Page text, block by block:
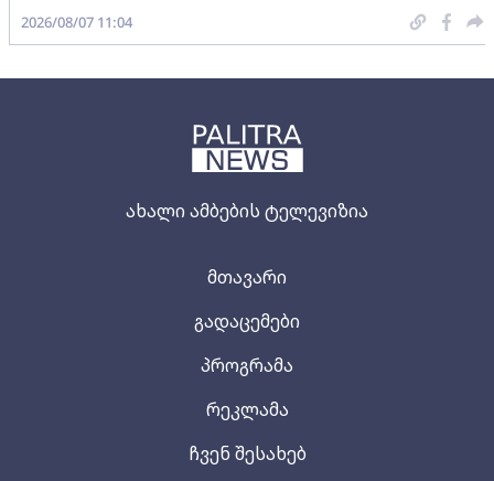
ახალი ამბების ტელევიზია
მთავარი
გადაცემები
პროგრამა
რეკლამა
ჩვენ შესახებ
2026/08/07 11:04